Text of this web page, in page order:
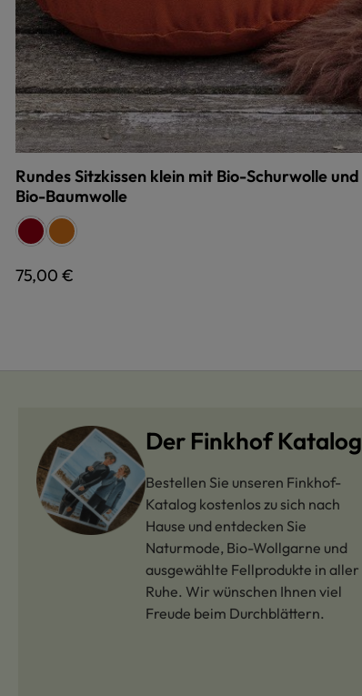
Rundes Sitzkissen klein mit Bio-Schurwolle und
Bio-Baumwolle
Farbeauswählen
rot terra
Regulärer Preis:
75,00 €
Der Finkhof Katalog
Bestellen Sie unseren Finkhof-
Katalog kostenlos zu sich nach
Hause und entdecken Sie
Naturmode, Bio-Wollgarne und
ausgewählte Fellprodukte in aller
Ruhe. Wir wünschen Ihnen viel
Freude beim Durchblättern.